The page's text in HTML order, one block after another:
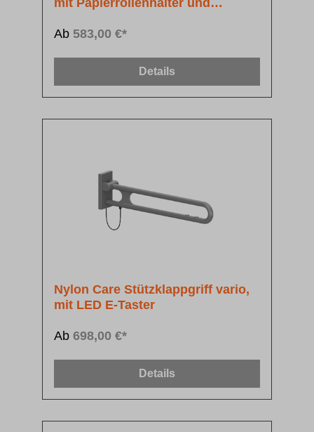
mit Papierrollenhalter und
Ab 583,00 €*
Details
Nylon Care Stützklappgriff vario,
mit LED E-Taster
Ab 698,00 €*
Details